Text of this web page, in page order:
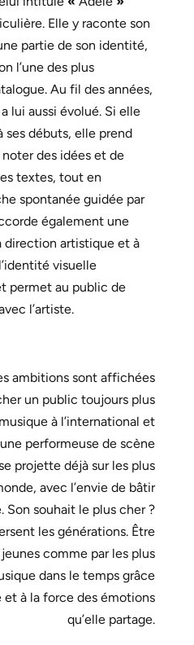
Elle y raconte son
partie de son identité,
l’une des plus
Au fil des années,
lui aussi évolué. Si elle
ses débuts, elle prend
des idées et de
textes, tout en
spontanée guidée par
également une
direction artistique et à
visuelle
permet au public de
l’artiste.
ambitions sont affichées
un public toujours plus
à l’international et
performeuse de scène
projette déjà sur les plus
avec l’envie de bâtir
Son souhait le plus cher ?
les générations. Être
comme par les plus
dans le temps grâce
à la force des émotions
qu’elle partage.